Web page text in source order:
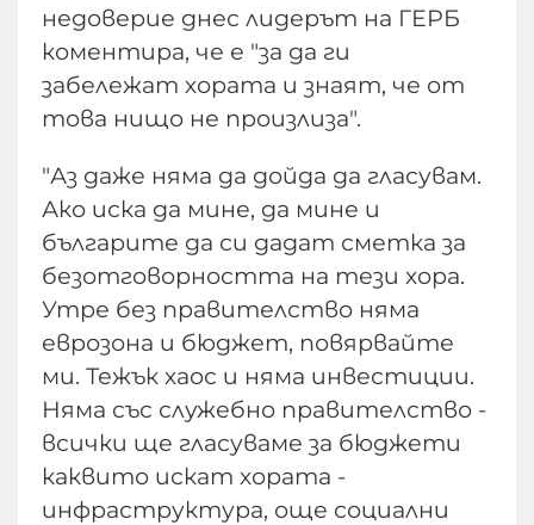
недоверие днес лидерът на ГЕРБ
коментира, че е "за да ги
забележат хората и знаят, че от
това нищо не произлиза".
"Аз даже няма да дойда да гласувам.
Ако иска да мине, да мине и
българите да си дадат сметка за
безотговорността на тези хора.
Утре без правителство няма
еврозона и бюджет, повярвайте
ми. Тежък хаос и няма инвестиции.
Няма със служебно правителство -
всички ще гласуваме за бюджети
каквито искат хората -
инфраструктура, още социални